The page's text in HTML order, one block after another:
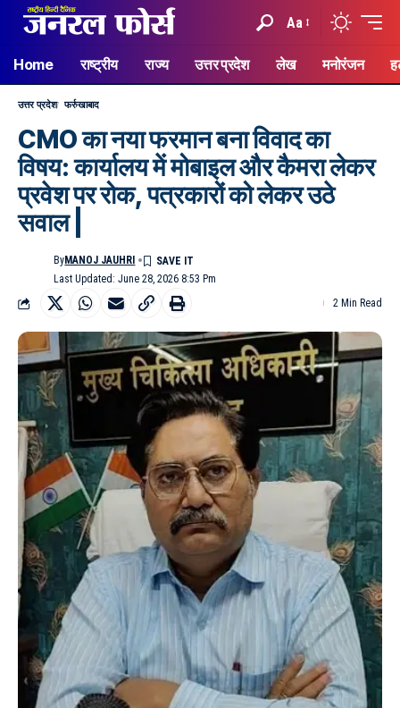
Aa
Home राष्ट्रीय राज्य उत्तर प्रदेश लेख मनोरंजन
उत्तर प्रदेश फर्रुखाबाद
CMO का नया फरमान बना विवाद का
विषय: कार्यालय में मोबाइल और कैमरा लेकर
प्रवेश पर रोक, पत्रकारों को लेकर उठे
सवाल |
Last Updated: June 28, 2026 8:53 Pm
ByMANOJ JAUHRI
2 Min Read